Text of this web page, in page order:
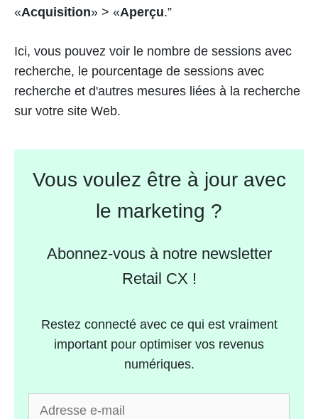
«Acquisition» > «Aperçu.”
Ici, vous pouvez voir le nombre de sessions avec
recherche, le pourcentage de sessions avec
recherche et d'autres mesures liées à la recherche
sur votre site Web.
Vous voulez être à jour avec
le marketing ?
Abonnez-vous à notre newsletter
Retail CX !
Restez connecté avec ce qui est vraiment
important pour optimiser vos revenus
numériques.